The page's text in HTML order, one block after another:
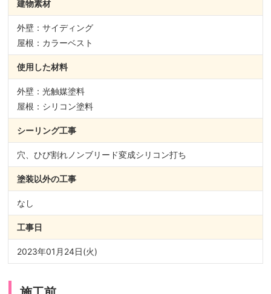
建物素材
外壁：サイディング
屋根：カラーベスト
使用した材料
外壁：光触媒塗料
屋根：シリコン塗料
シーリング工事
穴、ひび割れノンブリード変成シリコン打ち
塗装以外の工事
なし
工事日
2023年01月24日(火)